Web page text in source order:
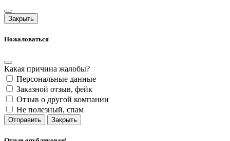
Закрыть
Пожаловаться
Какая причина жалобы?
Персональные данные
Заказной отзыв, фейк
Отзыв о другой компании
Не полезный, спам
Отправить Закрыть